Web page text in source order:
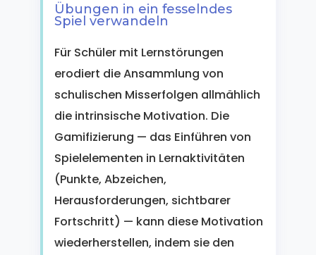
Übungen in ein fesselndes
Spiel verwandeln
Für Schüler mit Lernstörungen
erodiert die Ansammlung von
schulischen Misserfolgen allmählich
die intrinsische Motivation. Die
Gamifizierung — das Einführen von
Spielelementen in Lernaktivitäten
(Punkte, Abzeichen,
Herausforderungen, sichtbarer
Fortschritt) — kann diese Motivation
wiederherstellen, indem sie den